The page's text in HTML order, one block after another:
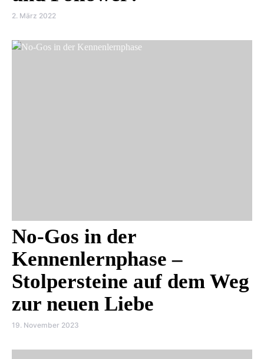
2. März 2022
No-Gos in der
Kennenlernphase –
Stolpersteine auf dem Weg
zur neuen Liebe
19. November 2023